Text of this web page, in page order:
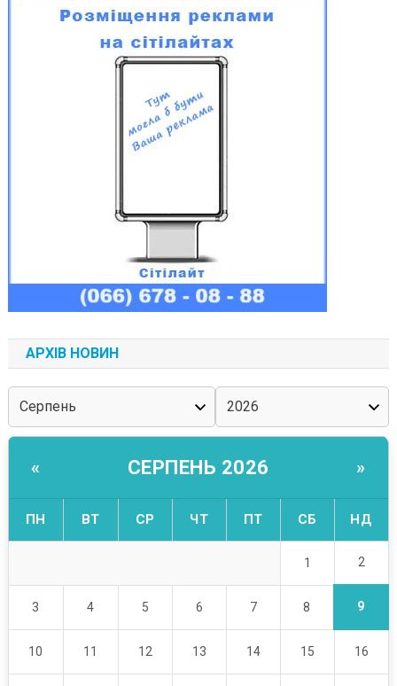
АРХІВ НОВИН
« СЕРПЕНЬ 2026 »
ПН ВТ СР ЧТ ПТ СБ НД
1 2
3 4 5 6 7 8 9
10 11 12 13 14 15 16